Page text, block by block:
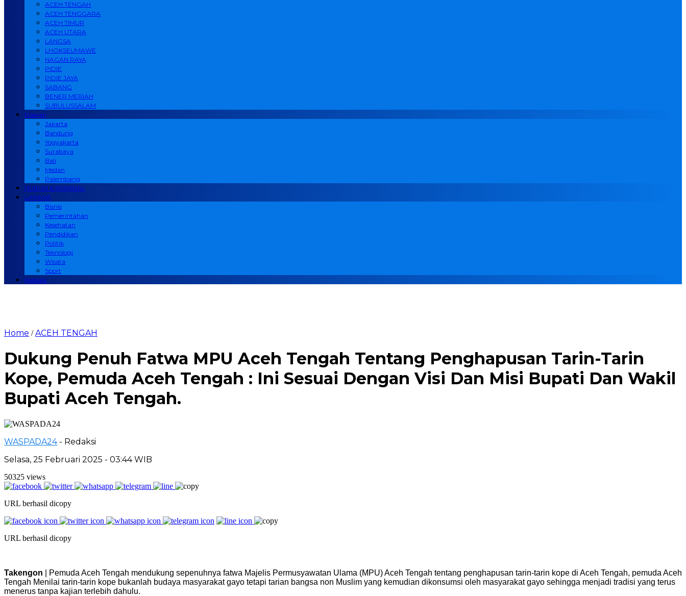
ACEH TENGAH
ACEH TENGGARA
ACEH TIMUR
ACEH UTARA
LANGSA
LHOKSEUMAWE
NAGAN RAYA
PIDIE
PIDIE JAYA
SABANG
BENER MERIAH
SUBULUSSALAM
Daerah
Jakarta
Bandung
Yogyakarta
Surabaya
Bali
Medan
Palembang
HUKUM & KRIMINAL
LAINNYA
Bisnis
Pemerintahan
Kesehatan
Pendidikan
Politik
Teknologi
Wisata
Sport
Redaksi
Home /ACEH TENGAH
Dukung Penuh Fatwa MPU Aceh Tengah Tentang Penghapusan Tarin-Tarin
Kope, Pemuda Aceh Tengah : Ini Sesuai Dengan Visi Dan Misi Bupati Dan Wakil
Bupati Aceh Tengah.
WASPADA24 - Redaksi
Selasa, 25 Februari 2025 - 03:44 WIB
50325 views
URL berhasil dicopy
URL berhasil dicopy
Takengon | Pemuda Aceh Tengah mendukung sepenuhnya fatwa Majelis Permusyawatan Ulama (MPU) Aceh Tengah tentang penghapusan tarin-tarin kope di Aceh Tengah, pemuda Aceh
Tengah Menilai tarin-tarin kope bukanlah budaya masyarakat gayo tetapi tarian bangsa non Muslim yang kemudian dikonsumsi oleh masyarakat gayo sehingga menjadi tradisi yang terus
menerus tanpa kajian terlebih dahulu.